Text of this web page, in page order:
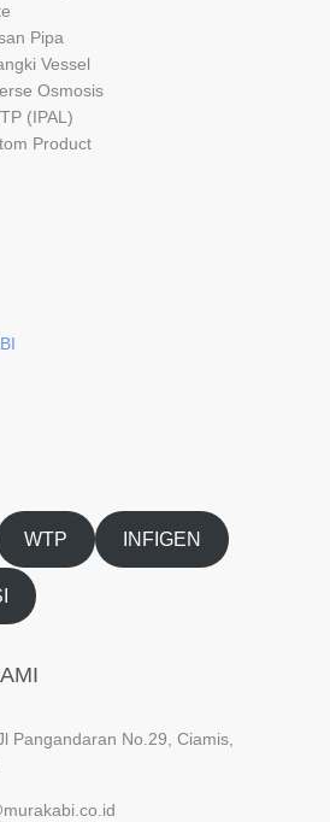
Pipa
Vessel
Osmosis
(IPAL)
Product
WTP INFIGEN
Pangandaran No.29, Ciamis,